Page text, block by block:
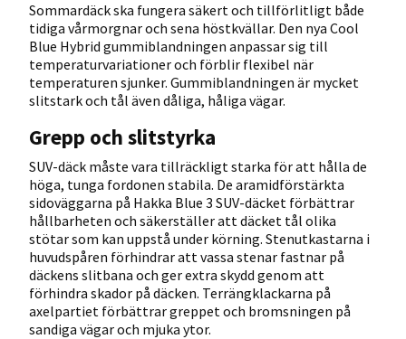
Sommardäck ska fungera säkert och tillförlitligt både
tidiga vårmorgnar och sena höstkvällar. Den nya Cool
Blue Hybrid gummiblandningen anpassar sig till
temperaturvariationer och förblir flexibel när
temperaturen sjunker. Gummiblandningen är mycket
slitstark och tål även dåliga, håliga vägar.
Grepp och slitstyrka
SUV-däck måste vara tillräckligt starka för att hålla de
höga, tunga fordonen stabila. De aramidförstärkta
sidoväggarna på Hakka Blue 3 SUV-däcket förbättrar
hållbarheten och säkerställer att däcket tål olika
stötar som kan uppstå under körning. Stenutkastarna i
huvudspåren förhindrar att vassa stenar fastnar på
däckens slitbana och ger extra skydd genom att
förhindra skador på däcken. Terrängklackarna på
axelpartiet förbättrar greppet och bromsningen på
sandiga vägar och mjuka ytor.